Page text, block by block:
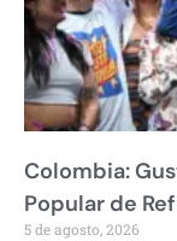
Colombia:
Popular de
5 de agosto, 2026